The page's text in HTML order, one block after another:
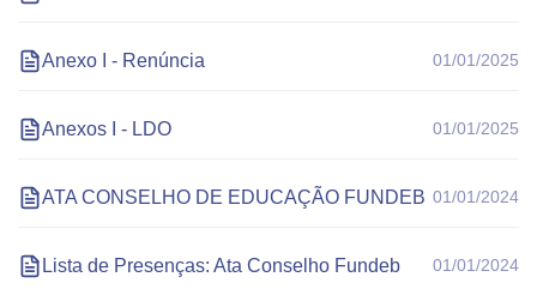
Anexo I - Renúncia 01/01/2025
Anexos I - LDO 01/01/2025
ATA CONSELHO DE EDUCAÇÃO FUNDEB 01/01/2024
Lista de Presenças: Ata Conselho Fundeb 01/01/2024